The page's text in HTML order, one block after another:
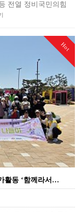
전열 정비국민의힘
Hot
활동 ‘함께라서…